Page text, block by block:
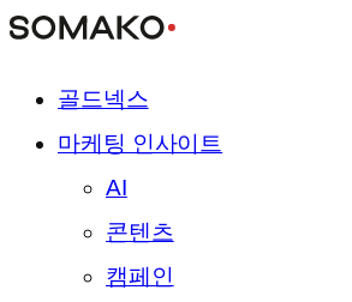
골드넥스
마케팅 인사이트
AI
콘텐츠
캠페인